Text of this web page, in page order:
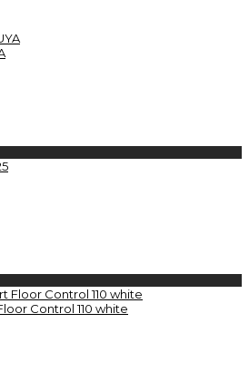
Control 110 white